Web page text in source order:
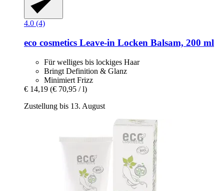
4.0 (4)
eco cosmetics Leave-​in Locken Balsam, 200 ml
Für welliges bis lockiges Haar
Bringt Definition & Glanz
Minimiert Frizz
€ 14,19 (€ 70,95 / l)
Zustellung bis 13. August